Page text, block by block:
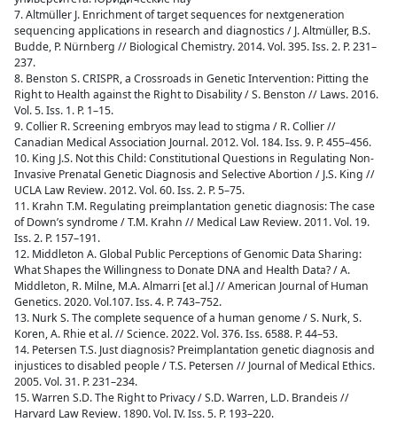
7. Altmüller J. Enrichment of target sequences for nextgeneration
sequencing applications in research and diagnostics / J. Altmüller, B.S.
Budde, P. Nürnberg // Biological Chemistry. 2014. Vol. 395. Iss. 2. Р. 231–
237.
8. Benston S. CRISPR, a Crossroads in Genetic Intervention: Pitting the
Right to Health against the Right to Disability / S. Benston // Laws. 2016.
Vol. 5. Iss. 1. Р. 1–15.
9. Collier R. Screening embryos may lead to stigma / R. Collier //
Canadian Medical Association Journal. 2012. Vol. 184. Iss. 9. Р. 455–456.
10. King J.S. Not this Child: Constitutional Questions in Regulating Non-
Invasive Prenatal Genetic Diagnosis and Selective Abortion / J.S. King //
UCLA Law Review. 2012. Vol. 60. Iss. 2. P. 5–75.
11. Krahn T.M. Regulating preimplantation genetic diagnosis: The case
of Down’s syndrome / T.M. Krahn // Medical Law Review. 2011. Vol. 19.
Iss. 2. P. 157–191.
12. Middleton A. Global Public Perceptions of Genomic Data Sharing:
What Shapes the Willingness to Donate DNA and Health Data? / A.
Middleton, R. Milne, M.A. Almarri [et al.] // American Journal of Human
Genetics. 2020. Vol.107. Iss. 4. P. 743–752.
13. Nurk S. The complete sequence of a human genome / S. Nurk, S.
Koren, A. Rhie et al. // Science. 2022. Vol. 376. Iss. 6588. Р. 44–53.
14. Petersen T.S. Just diagnosis? Preimplantation genetic diagnosis and
injustices to disabled people / T.S. Petersen // Journal of Medical Ethics.
2005. Vol. 31. Р. 231–234.
15. Warren S.D. The Right to Privacy / S.D. Warren, L.D. Brandeis //
Harvard Law Review. 1890. Vol. IV. Iss. 5. P. 193–220.